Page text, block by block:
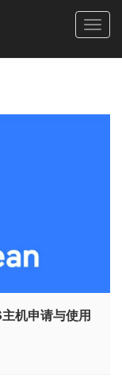
机申请与使用